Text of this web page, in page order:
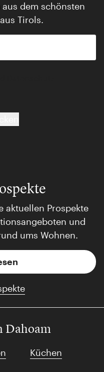
dem schönsten
Tirols.
aktuellen Prospekte
und
ums Wohnen.
Dahoam
Küchen